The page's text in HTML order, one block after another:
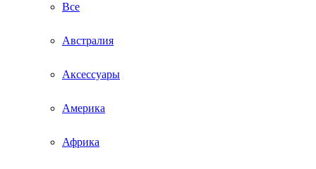
Все
Австралия
Аксессуары
Америка
Африка